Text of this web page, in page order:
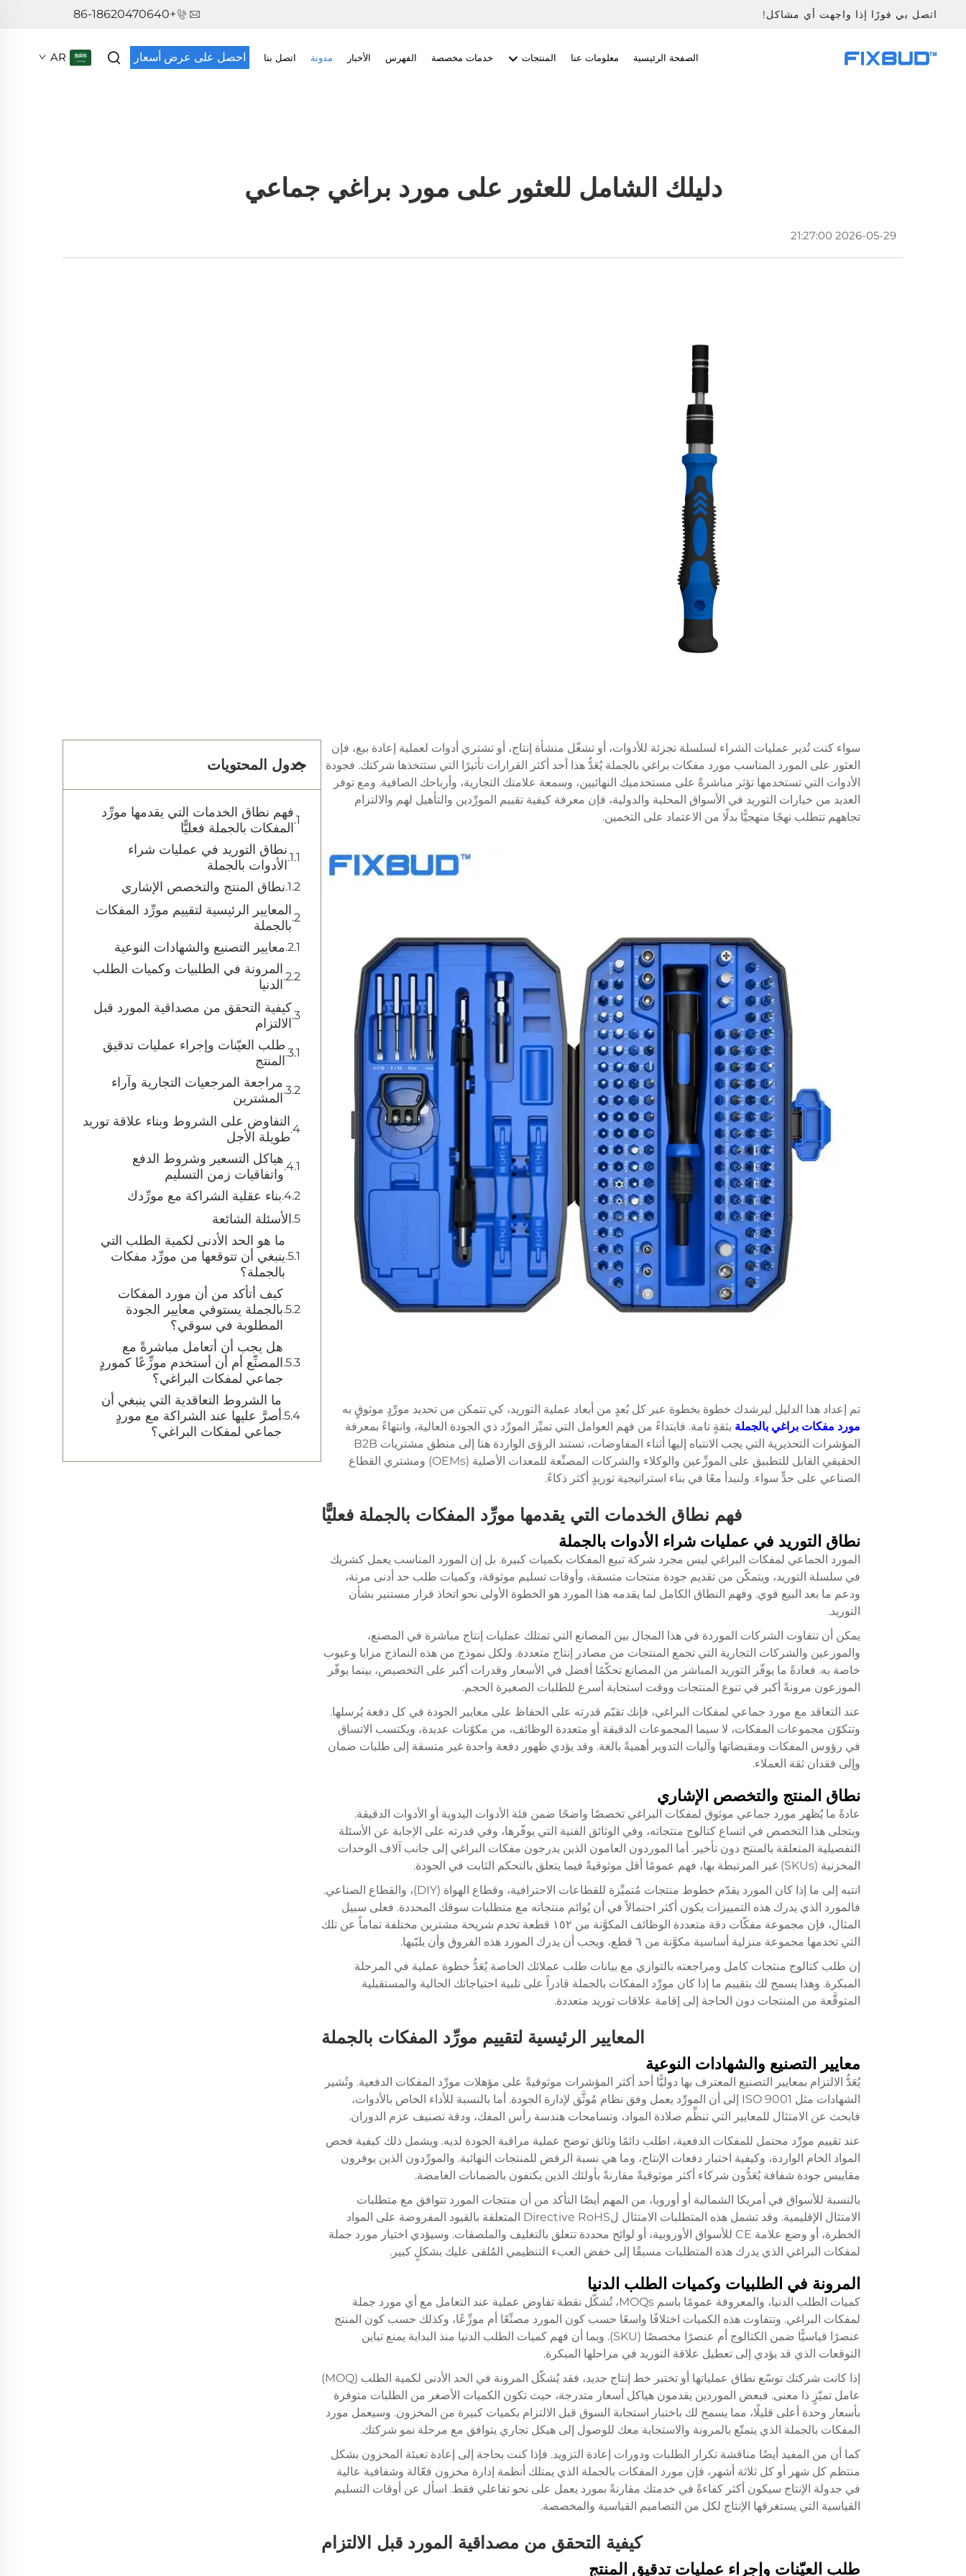
اتصل بي فورًا إذا واجهت أي مشاكل! +86-18620470640
الصفحة الرئيسية معلومات عنا المنتجات خدمات مخصصة الفهرس الأخبار مدونة اتصل بنا احصل على عرض أسعار AR
دليلك الشامل للعثور على مورد براغي جماعي
2026-05-29 21:27:00
سواء كنت تُدير عمليات الشراء لسلسلة تجزئة للأدوات، أو تشغّل منشأة إنتاج، أو تشتري أدوات لعملية إعادة بيع، فإن
العثور على المورد المناسب مورد مفكات براغي بالجملةيُعَدُّ هذا أحد أكثر القرارات تأثيرًا التي ستتخذها شركتك. فجودة
الأدوات التي تستخدمها تؤثر مباشرةً على مستخدميك النهائيين، وسمعة علامتك التجارية، وأرباحك الصافية. ومع توفر
العديد من خيارات التوريد في الأسواق المحلية والدولية، فإن معرفة كيفية تقييم المورِّدين والتأهيل لهم والالتزام
تجاههم تتطلب نهجًا منهجيًّا بدلًا من الاعتماد على التخمين.
تم إعداد هذا الدليل ليرشدك خطوة بخطوة عبر كل بُعدٍ من أبعاد عملية التوريد، كي تتمكن من تحديد مورِّدٍ موثوقٍ به
مورد مفكات براغي بالجملة بثقةٍ تامة. فابتداءً من فهم العوامل التي تميِّز المورِّد ذي الجودة العالية، وانتهاءً بمعرفة
المؤشرات التحذيرية التي يجب الانتباه إليها أثناء المفاوضات، تستند الرؤى الواردة هنا إلى منطق مشتريات B2B
الحقيقي القابل للتطبيق على الموزِّعين والوكلاء والشركات المصنِّعة للمعدات الأصلية (OEMs) ومشتري القطاع
الصناعي على حدٍّ سواء. ولنبدأ معًا في بناء استراتيجية توريدٍ أكثر ذكاءً.
فهم نطاق الخدمات التي يقدمها مورِّد المفكات بالجملة فعليًّا
نطاق التوريد في عمليات شراء الأدوات بالجملة
المورد الجماعي لمفكات البراغي ليس مجرد شركة تبيع المفكات بكميات كبيرة. بل إن المورد المناسب يعمل كشريك
في سلسلة التوريد، ويتمكّن من تقديم جودة منتجات متسقة، وأوقات تسليم موثوقة، وكميات طلب حد أدنى مرنة،
ودعم ما بعد البيع قوي. وفهم النطاق الكامل لما يقدمه هذا المورد هو الخطوة الأولى نحو اتخاذ قرار مستنير بشأن
التوريد.
يمكن أن تتفاوت الشركات الموردة في هذا المجال بين المصانع التي تمتلك عمليات إنتاج مباشرة في المصنع،
والموزعين والشركات التجارية التي تجمع المنتجات من مصادر إنتاج متعددة. ولكل نموذج من هذه النماذج مزايا وعيوب
خاصة به. فعادةً ما يوفّر التوريد المباشر من المصانع تحكّمًا أفضل في الأسعار وقدرات أكبر على التخصيص، بينما يوفّر
الموزعون مرونةً أكبر في تنوع المنتجات ووقت استجابة أسرع للطلبات الصغيرة الحجم.
عند التعاقد مع مورد جماعي لمفكات البراغي، فإنك تقيّم قدرته على الحفاظ على معايير الجودة في كل دفعة يُرسلها.
وتتكوّن مجموعات المفكات، لا سيما المجموعات الدقيقة أو متعددة الوظائف، من مكوّنات عديدة، ويكتسب الاتساق
في رؤوس المفكات ومقبضاتها وآليات التدوير أهميةً بالغة. وقد يؤدي ظهور دفعة واحدة غير متسقة إلى طلبات ضمان
وإلى فقدان ثقة العملاء.
نطاق المنتج والتخصص الإشاري
عادةً ما يُظهر مورد جماعي موثوق لمفكات البراغي تخصصًا واضحًا ضمن فئة الأدوات اليدوية أو الأدوات الدقيقة.
ويتجلى هذا التخصص في اتساع كتالوج منتجاته، وفي الوثائق الفنية التي يوفّرها، وفي قدرته على الإجابة عن الأسئلة
التفصيلية المتعلقة بالمنتج دون تأخير. أما الموردون العامون الذين يدرجون مفكات البراغي إلى جانب آلاف الوحدات
المخزنية (SKUs) غير المرتبطة بها، فهم عمومًا أقل موثوقيةً فيما يتعلق بالتحكم الثابت في الجودة.
انتبه إلى ما إذا كان المورد يقدّم خطوط منتجات مُتميِّزة للقطاعات الاحترافية، وقطاع الهواة (DIY)، والقطاع الصناعي.
فالمورد الذي يدرك هذه التمييزات يكون أكثر احتمالاً في أن يُوائم منتجاته مع متطلبات سوقك المحددة. فعلى سبيل
المثال، فإن مجموعة مفكّات دقة متعددة الوظائف المكوَّنة من ١٥٢ قطعة تخدم شريحة مشترين مختلفة تماماً عن تلك
التي تخدمها مجموعة منزلية أساسية مكوَّنة من ٦ قطع، ويجب أن يدرك المورد هذه الفروق وأن يلبّيها.
إن طلب كتالوج منتجات كامل ومراجعته بالتوازي مع بيانات طلب عملائك الخاصة يُعَدُّ خطوة عملية في المرحلة
المبكرة. وهذا يسمح لك بتقييم ما إذا كان مورِّد المفكات بالجملة قادراً على تلبية احتياجاتك الحالية والمستقبلية
المتوقَّعة من المنتجات دون الحاجة إلى إقامة علاقات توريد متعددة.
المعايير الرئيسية لتقييم مورِّد المفكات بالجملة
معايير التصنيع والشهادات النوعية
يُعَدُّ الالتزام بمعايير التصنيع المعترف بها دوليًّا أحد أكثر المؤشرات موثوقيةً على مؤهلات مورِّد المفكات الدفعية. وتُشير
الشهادات مثل ISO 9001 إلى أن المورِّد يعمل وفق نظام مُوثَّق لإدارة الجودة. أما بالنسبة للأداء الخاص بالأدوات،
فابحث عن الامتثال للمعايير التي تنظِّم صلادة المواد، وتسامحات هندسة رأس المفك، ودقة تصنيف عزم الدوران.
عند تقييم مورِّد محتمل للمفكات الدفعية، اطلب دائمًا وثائق توضح عملية مراقبة الجودة لديه. ويشمل ذلك كيفية فحص
المواد الخام الواردة، وكيفية اختبار دفعات الإنتاج، وما هي نسبة الرفض للمنتجات النهائية. والمورِّدون الذين يوفرون
مقاييس جودة شفافة يُعَدُّون شركاء أكثر موثوقيةً مقارنةً بأولئك الذين يكتفون بالضمانات الغامضة.
بالنسبة للأسواق في أمريكا الشمالية أو أوروبا، من المهم أيضًا التأكد من أن منتجات المورد تتوافق مع متطلبات
الامتثال الإقليمية. وقد تشمل هذه المتطلبات الامتثال لDirective RoHS المتعلقة بالقيود المفروضة على المواد
الخطرة، أو وضع علامة CE للأسواق الأوروبية، أو لوائح محددة تتعلق بالتغليف والملصقات. وسيؤدي اختيار مورد جملة
لمفكات البراغي الذي يدرك هذه المتطلبات مسبقًا إلى خفض العبء التنظيمي المُلقى عليك بشكلٍ كبير.
المرونة في الطلبيات وكميات الطلب الدنيا
كميات الطلب الدنيا، والمعروفة عمومًا باسم MOQs، تُشكّل نقطة تفاوض عملية عند التعامل مع أي مورد جملة
لمفكات البراغي. وتتفاوت هذه الكميات اختلافًا واسعًا حسب كون المورد مصنِّعًا أم موزِّعًا، وكذلك حسب كون المنتج
عنصرًا قياسيًّا ضمن الكتالوج أم عنصرًا مخصصًا (SKU). وبما أن فهم كميات الطلب الدنيا منذ البداية يمنع تباين
التوقعات الذي قد يؤدي إلى تعطيل علاقة التوريد في مراحلها المبكرة.
إذا كانت شركتك توسّع نطاق عملياتها أو تختبر خط إنتاج جديد، فقد يُشكّل المرونة في الحد الأدنى لكمية الطلب (MOQ)
عامل تميّزٍ ذا معنى. فبعض الموردين يقدمون هياكل أسعار متدرجة، حيث تكون الكميات الأصغر من الطلبات متوفرة
بأسعار وحدة أعلى قليلًا، مما يسمح لك باختبار استجابة السوق قبل الالتزام بكميات كبيرة من المخزون. وسيعمل مورد
المفكات بالجملة الذي يتمتّع بالمرونة والاستجابة معك للوصول إلى هيكل تجاري يتوافق مع مرحلة نمو شركتك.
كما أن من المفيد أيضًا مناقشة تكرار الطلبات ودورات إعادة التزويد. فإذا كنت بحاجة إلى إعادة تعبئة المخزون بشكل
منتظم كل شهر أو كل ثلاثة أشهر، فإن مورد المفكات بالجملة الذي يمتلك أنظمة إدارة مخزون فعّالة وشفافية عالية
في جدولة الإنتاج سيكون أكثر كفاءةً في خدمتك مقارنةً بمورد يعمل على نحو تفاعلي فقط. اسأل عن أوقات التسليم
القياسية التي يستغرقها الإنتاج لكل من التصاميم القياسية والمخصصة.
كيفية التحقق من مصداقية المورد قبل الالتزام
طلب العيّنات وإجراء عمليات تدقيق المنتج
جدول المحتويات
فهم نطاق الخدمات التي يقدمها مورِّد
المفكات بالجملة فعليًّا
نطاق التوريد في عمليات شراء
الأدوات بالجملة
نطاق المنتج والتخصص الإشاري
المعايير الرئيسية لتقييم مورِّد المفكات
بالجملة
معايير التصنيع والشهادات النوعية
المرونة في الطلبيات وكميات الطلب
الدنيا
كيفية التحقق من مصداقية المورد قبل
الالتزام
طلب العيّنات وإجراء عمليات تدقيق
المنتج
مراجعة المرجعيات التجارية وآراء
المشترين
التفاوض على الشروط وبناء علاقة توريد
طويلة الأجل
هياكل التسعير وشروط الدفع
واتفاقيات زمن التسليم
بناء عقلية الشراكة مع مورِّدك
الأسئلة الشائعة
ما هو الحد الأدنى لكمية الطلب التي
ينبغي أن تتوقعها من مورِّد مفكات
بالجملة؟
كيف أتأكد من أن مورد المفكات
بالجملة يستوفي معايير الجودة
المطلوبة في سوقي؟
هل يجب أن أتعامل مباشرةً مع
المصنِّع أم أن أستخدم موزِّعًا كموردٍ
جماعي لمفكات البراغي؟
ما الشروط التعاقدية التي ينبغي أن
أصرَّ عليها عند الشراكة مع موردٍ
جماعي لمفكات البراغي؟